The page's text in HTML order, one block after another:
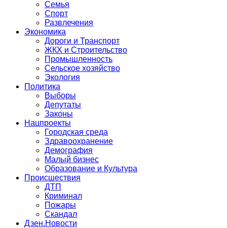
Семья
Спорт
Развлечения
Экономика
Дороги и Транспорт
ЖКХ и Строительство
Промышленность
Сельское хозяйство
Экология
Политика
Выборы
Депутаты
Законы
Нацпроекты
Городская среда
Здравоохранение
Демография
Малый бизнес
Образование и Культура
Происшествия
ДТП
Криминал
Пожары
Скандал
Дзен.Новости